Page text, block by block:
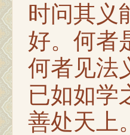
时问其义
好。何者
何者见法
已如如学
善处天上